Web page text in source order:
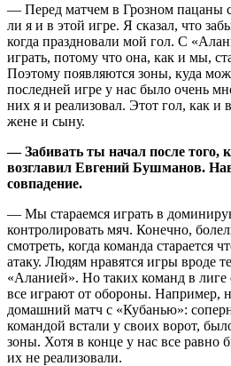
— Перед матчем в Грозном пацаны
ли я и в этой игре. Я сказал, что
когда праздновали мой гол. С
играть, потому что она, как и мы,
Поэтому появляются зоны, куда
последней игре у нас было очень
них я и реализовал. Этот гол, как и
жене и сыну.
— Забивать ты начал после того,
возглавил Евгений Бушманов.
совпадение.
— Мы стараемся играть в
контролировать мяч. Конечно,
смотреть, когда команда старается
атаку. Людям нравятся игры вроде
«Аланией». Но таких команд в
все играют от обороны. Например,
домашний матч с «Кубанью»:
командой встали у своих ворот,
зоны. Хотя в конце у нас все
их не реализовали.